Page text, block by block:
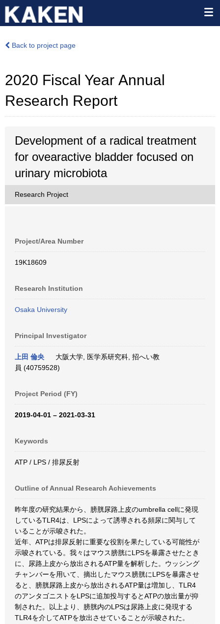
Back to project page
2020 Fiscal Year Annual
Research Report
Development of a radical treatment
for ovearactive bladder focused on
urinary microbiota
Research Project
Project/Area Number
19K18609
Research Institution
Osaka University
Principal Investigator
上田 倫央
大阪大学, 医学系研究科, 招へい教
員 (40759528)
Project Period (FY)
2019-04-01 – 2021-03-31
Keywords
ATP / LPS / 排尿反射
Outline of Annual Research Achievements
昨年度の研究結果から、膀胱尿路上皮のumbrella cellに発現
しているTLR4は、LPSによって誘導される頻尿に関与して
いることが示唆された。
近年、ATPは排尿反射に重要な役割を果たしている可能性が
示唆されている。我々はマウス膀胱にLPSを暴露させたとき
に、尿路上皮から放出されるATP量を解析した。ウッシング
チャンバーを用いて、摘出したマウス膀胱にLPSを暴露させ
ると、膀胱尿路上皮から放出されるATP量は増加し、TLR4
のアンタゴニストをLPSに追加投与するとATPの放出量が抑
制された。以上より、膀胱内のLPSは尿路上皮に発現する
TLR4を介してATPを放出させていることが示唆された。